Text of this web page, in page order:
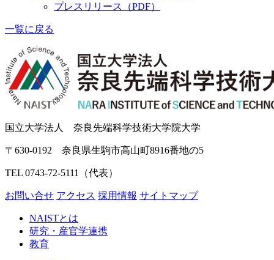
プレスリリース（PDF）
一覧に戻る
国立大学法人 奈良先端科学技術大学院大学
〒630-0192 奈良県生駒市高山町8916番地の5
TEL 0743-72-5111（代表）
お問い合せ アクセス 採用情報 サイトマップ
NAISTとは
研究・産官学連携
教育